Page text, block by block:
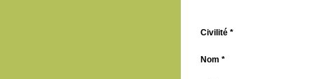
Civilité *
Nom *